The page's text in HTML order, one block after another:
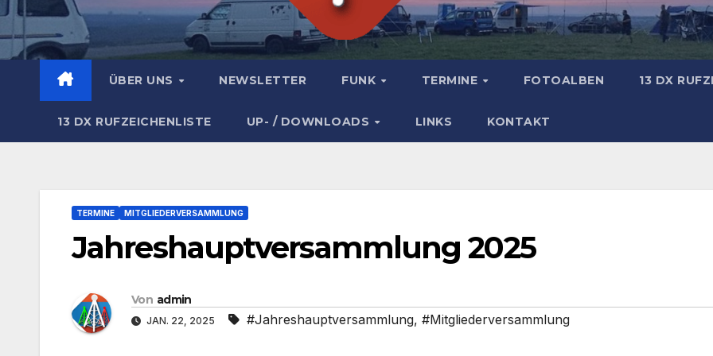
ÜBER UNS NEWSLETTER FUNK TERMINE FOTOALBEN 13 DX
13 DX RUFZEICHENLISTE UP- / DOWNLOADS LINKS KONTAKT
TERMINE MITGLIEDERVERSAMMLUNG
Jahreshauptversammlung 2025
Von admin
JAN. 22, 2025 #Jahreshauptversammlung, #Mitgliederversammlung